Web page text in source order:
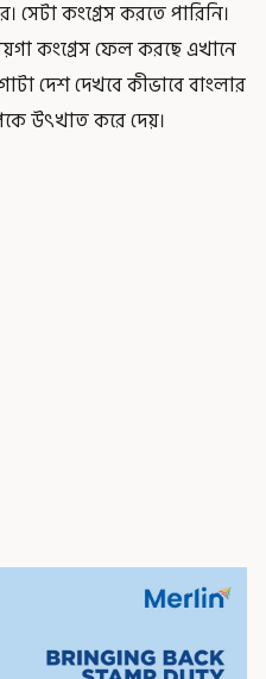
সেটা কংগ্রেস করতে পারিনি।
কংগ্রেস ফেল করছে এখানে
দেশ দেখবে কীভাবে বাংলার
উৎখাত করে দেয়।